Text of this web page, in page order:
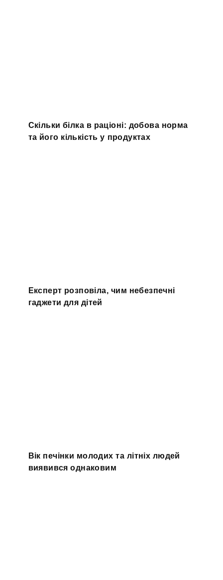
Скільки білка в раціоні: добова норма
та його кількість у продуктах
Експерт розповіла, чим небезпечні
гаджети для дітей
Вік печінки молодих та літніх людей
виявився однаковим